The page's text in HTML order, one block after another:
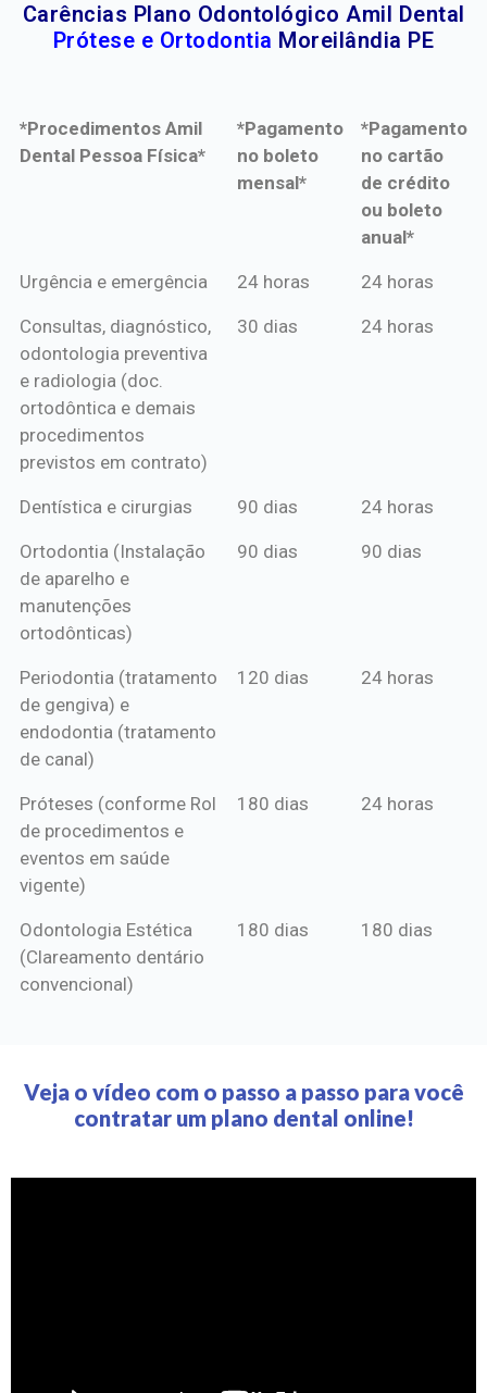
Carências Plano Odontológico Amil Dental
Prótese e Ortodontia Moreilândia PE
*Procedimentos Amil
Dental Pessoa Física*
*Pagamento
no boleto
mensal*
*Pagamento
no cartão
de crédito
ou boleto
anual*
*Procedimentos Amil
*Pagamento
mensal*
*Pagamento
de crédito
Urgência e emergência 24 horas 24 horas
Consultas, diagnóstico,
odontologia preventiva
e radiologia (doc.
ortodôntica e demais
procedimentos
previstos em contrato)
30 dias 24 horas
Dentística e cirurgias 90 dias 24 horas
Ortodontia (Instalação
de aparelho e
manutenções
ortodônticas)
90 dias 90 dias
Periodontia (tratamento
de gengiva) e
endodontia (tratamento
de canal)
120 dias 24 horas
Próteses (conforme Rol
de procedimentos e
eventos em saúde
vigente)
180 dias 24 horas
Odontologia Estética
(Clareamento dentário
convencional)
180 dias 180 dias
Veja o vídeo com o passo a passo para você
contratar um plano dental online!